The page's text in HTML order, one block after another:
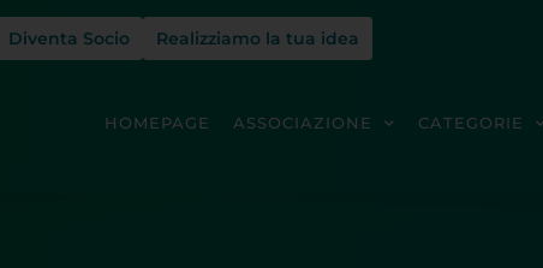
Diventa Socio Realizziamo la tua idea
HOMEPAGE ASSOCIAZIONE CATEGORIE